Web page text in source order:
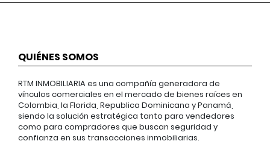
QUIÉNES SOMOS
RTM INMOBILIARIA es una compañía generadora de
vínculos comerciales en el mercado de bienes raíces en
Colombia, la Florida, Republica Dominicana y Panamá,
siendo la solución estratégica tanto para vendedores
como para compradores que buscan seguridad y
confianza en sus transacciones inmobiliarias.